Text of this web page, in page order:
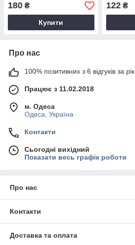
180 ₴
Купити
122₴
Про нас
100% позитивних з 6 відгуків за рік
Працює з 11.02.2018
м. Одеса
Одеса, Україна
Контакти
Сьогодні вихідний
Показати весь графік роботи
Про нас
Контакти
Доставка та оплата